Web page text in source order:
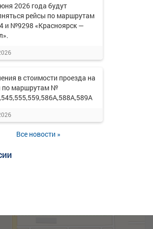
2026 года будут
рейсы по маршрутам
и №9298 «Красноярск —
в стоимости проезда на
по маршрутам №
Все новости »